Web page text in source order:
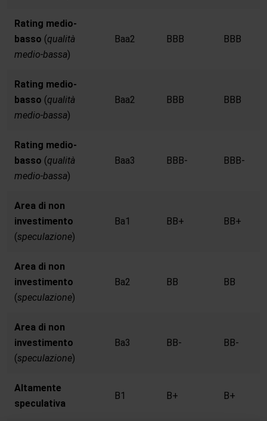
Rating medio-
basso (qualità
medio-bassa)
Baa2 BBB BBB
Rating medio-
basso (qualità
medio-bassa)
Baa2 BBB BBB
Rating medio-
basso (qualità
medio-bassa)
Baa3 BBB- BBB-
Area di non
investimento
(speculazione)
Ba1 BB+ BB+
Area di non
investimento
(speculazione)
Ba2 BB BB
Area di non
investimento
(speculazione)
Ba3 BB- BB-
Altamente
speculativa
B1 B+ B+